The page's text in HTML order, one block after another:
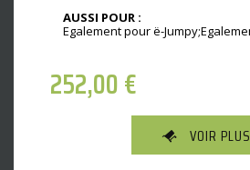
AUSSI POUR :
Egalement pour ë-
252,00€
VOIR PLUS